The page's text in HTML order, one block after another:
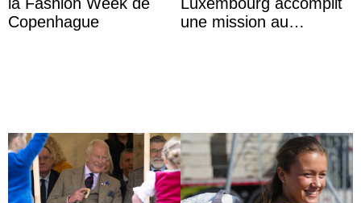
Copenhague
une mission au